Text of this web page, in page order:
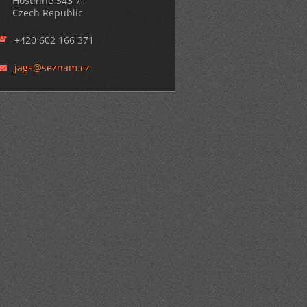
Czech Republic
+420 602 166 371
jags@seznam.cz